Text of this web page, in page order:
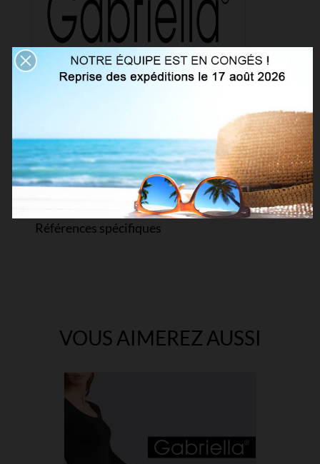
Référence 1241
Deniers 20 DEN
Matière Lycra© + Coton
Références spécifiques
VOUS AIMEREZ AUSSI